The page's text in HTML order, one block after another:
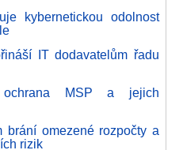
kybernetickou odolnost
IT dodavatelům řadu
ochrana MSP a jejich
brání omezené rozpočty a
rizik